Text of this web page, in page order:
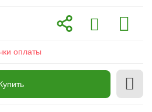
оплаты